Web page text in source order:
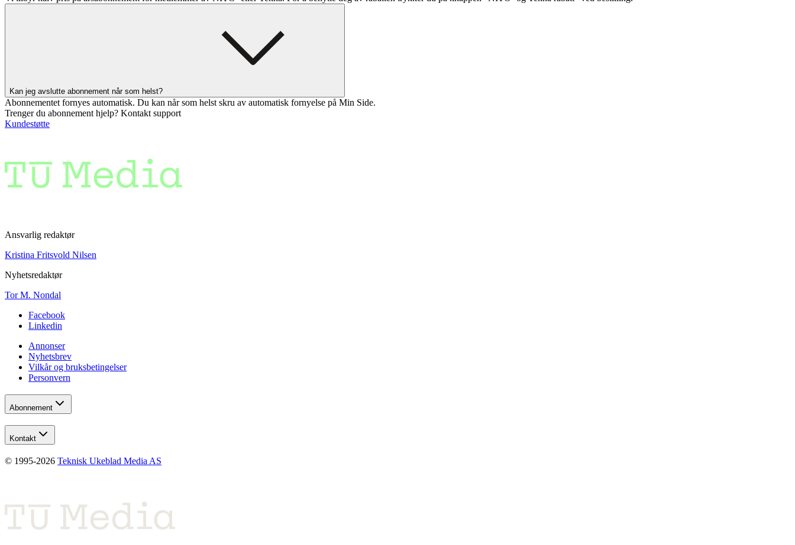
Kan jeg avslutte abonnement når som helst?
Abonnementet fornyes automatisk. Du kan når som helst skru av automatisk fornyelse på Min Side.
Trenger du abonnement hjelp? Kontakt support
Kundestøtte
Ansvarlig redaktør
Kristina Fritsvold Nilsen
Nyhetsredaktør
Tor M. Nondal
Facebook
Linkedin
Annonser
Nyhetsbrev
Vilkår og bruksbetingelser
Personvern
Abonnement
Kontakt
© 1995-2026 Teknisk Ukeblad Media AS